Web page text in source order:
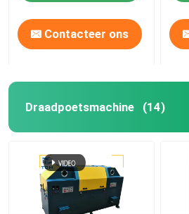
Contacteer ons
Draadpoetsmachine (14)